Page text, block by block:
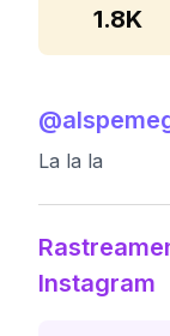
1.8K
@
La la la
Instagram